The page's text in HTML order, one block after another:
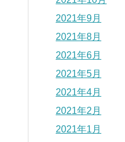
2021年9月
2021年8月
2021年6月
2021年5月
2021年4月
2021年2月
2021年1月